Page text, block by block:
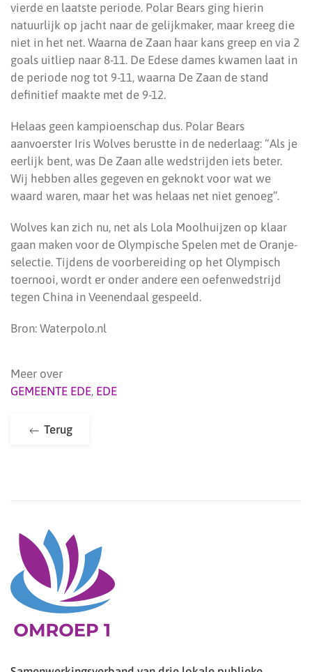
vierde en laatste periode. Polar Bears ging hierin
natuurlijk op jacht naar de gelijkmaker, maar kreeg die
niet in het net. Waarna de Zaan haar kans greep en via 2
goals uitliep naar 8-11. De Edese dames kwamen laat in
de periode nog tot 9-11, waarna De Zaan de stand
definitief maakte met de 9-12.
Helaas geen kampioenschap dus. Polar Bears
aanvoerster Iris Wolves berustte in de nederlaag: “Als je
eerlijk bent, was De Zaan alle wedstrijden iets beter.
Wij hebben alles gegeven en geknokt voor wat we
waard waren, maar het was helaas net niet genoeg”.
Wolves kan zich nu, net als Lola Moolhuijzen op klaar
gaan maken voor de Olympische Spelen met de Oranje-
selectie. Tijdens de voorbereiding op het Olympisch
toernooi, wordt er onder andere een oefenwedstrijd
tegen China in Veenendaal gespeeld.
Bron: Waterpolo.nl
Meer over
GEMEENTE EDE, EDE
Terug